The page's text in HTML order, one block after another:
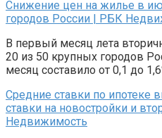
Снижение цен на жилье в
городов России | РБК
В первый месяц лета
20 из 50 крупных городов
месяц составило от 0,1 до
Средние ставки по ипотеке
ставки на новостройки и
Недвижимость